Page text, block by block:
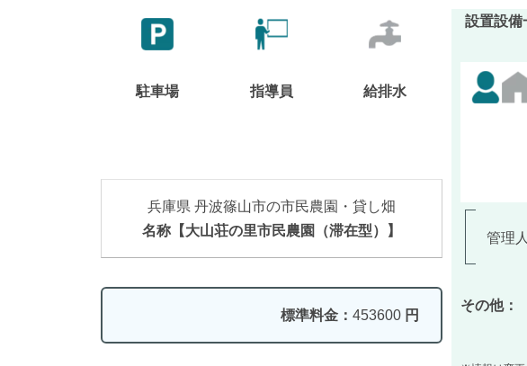
駐車場 指導員 給排水
兵庫県 丹波篠山市の市民農園・貸し畑
名称【大山荘の里市民農園（滞在型）】
標準料金： 453600 円
設置設備
管理
その他：